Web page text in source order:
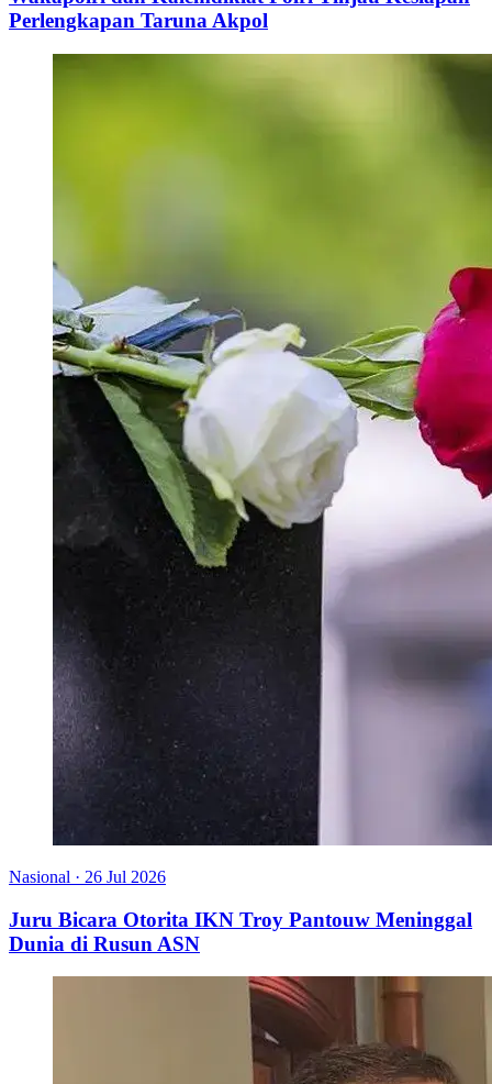
Perlengkapan Taruna Akpol
Nasional · 26 Jul 2026
Juru Bicara Otorita IKN Troy Pantouw Meninggal
Dunia di Rusun ASN